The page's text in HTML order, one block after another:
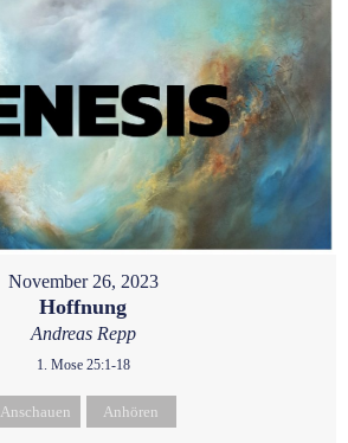
November 26, 2023
Hoffnung
Andreas Repp
1. Mose 25:1-18
Anschauen Anhören